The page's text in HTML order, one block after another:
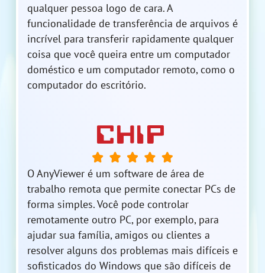
qualquer pessoa logo de cara. A
funcionalidade de transferência de arquivos é
incrível para transferir rapidamente qualquer
coisa que você queira entre um computador
doméstico e um computador remoto, como o
computador do escritório.
O AnyViewer é um software de área de
trabalho remota que permite conectar PCs de
forma simples. Você pode controlar
remotamente outro PC, por exemplo, para
ajudar sua família, amigos ou clientes a
resolver alguns dos problemas mais difíceis e
sofisticados do Windows que são difíceis de